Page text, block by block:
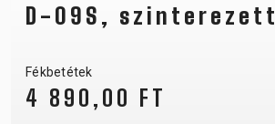
D-09S, szinterezett
Fékbetétek
4 890,00 FT